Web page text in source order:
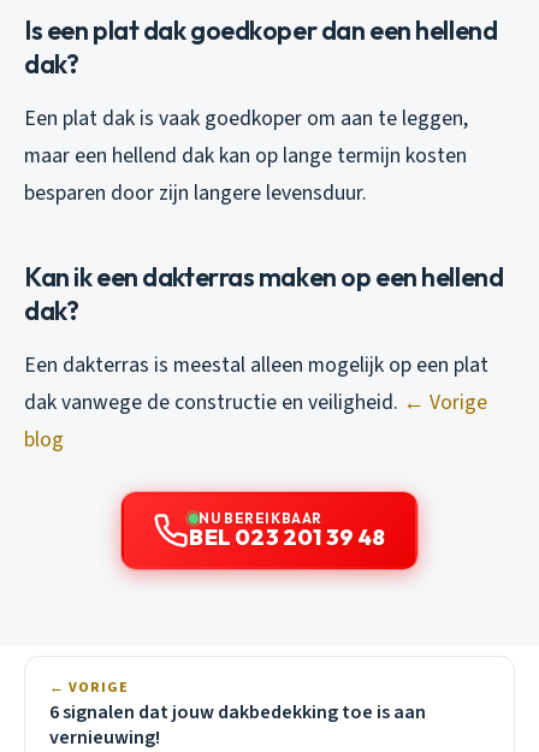
Is een plat dak goedkoper dan een hellend
dak?
Een plat dak is vaak goedkoper om aan te leggen,
maar een hellend dak kan op lange termijn kosten
besparen door zijn langere levensduur.
Kan ik een dakterras maken op een hellend
dak?
Een dakterras is meestal alleen mogelijk op een plat
dak vanwege de constructie en veiligheid. ← Vorige
blog
NU BEREIKBAAR
BEL 023 201 39 48
← VORIGE
6 signalen dat jouw dakbedekking toe is aan
vernieuwing!